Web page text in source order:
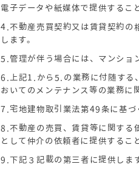
電子データや紙媒体で提供するこ
4.不動産売買契約又は賃貸契約の
します。
5.管理が伴う場合には、マンショ
6.上記1.から5.の業務に付随する
おいてのメンテナンス等の業務に
7.宅地建物取引業法第49条に基づ
8.不動産の売買、賃貸等に関する
として仲介の依頼者に提供するこ
9.下記３記載の第三者に提供しま